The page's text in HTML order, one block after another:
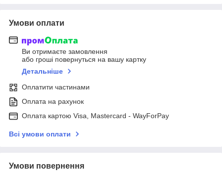
Умови оплати
Ви отримаєте замовлення
або гроші повернуться на вашу картку
Детальніше
Оплатити частинами
Оплата на рахунок
Оплата картою Visa, Mastercard - WayForPay
Всі умови оплати
Умови повернення